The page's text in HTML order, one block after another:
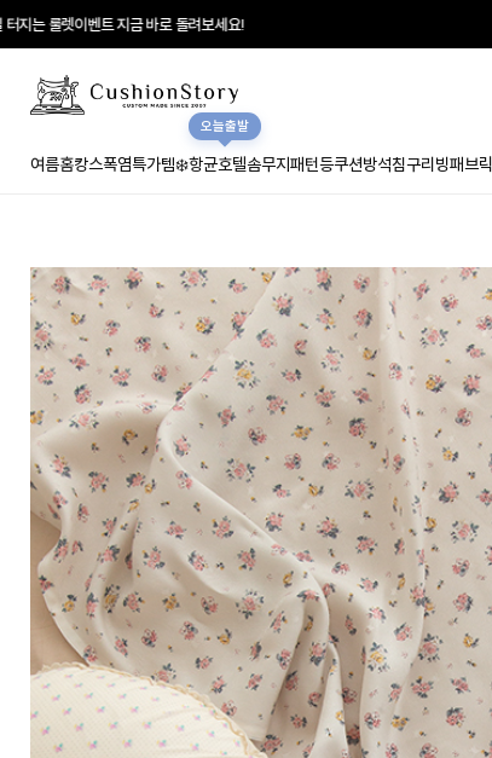
바로 돌려보세요!
여름홈캉스폭염특가템❄️항균호텔솜
오늘출발
무지패턴등쿠션방석침구리빙패브릭